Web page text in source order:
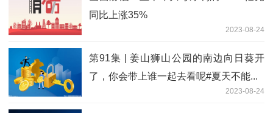
同比上涨35%
2023-08-24
第91集 | 姜山狮山公园的南边向日葵开
了，你会带上谁一起去看呢#夏天不能...
2023-08-24